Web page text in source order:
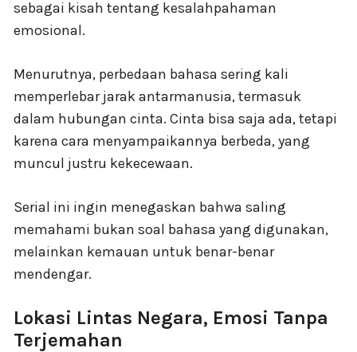
sebagai kisah tentang kesalahpahaman
emosional.
Menurutnya, perbedaan bahasa sering kali
memperlebar jarak antarmanusia, termasuk
dalam hubungan cinta. Cinta bisa saja ada, tetapi
karena cara menyampaikannya berbeda, yang
muncul justru kekecewaan.
Serial ini ingin menegaskan bahwa saling
memahami bukan soal bahasa yang digunakan,
melainkan kemauan untuk benar-benar
mendengar.
Lokasi Lintas Negara, Emosi Tanpa
Terjemahan